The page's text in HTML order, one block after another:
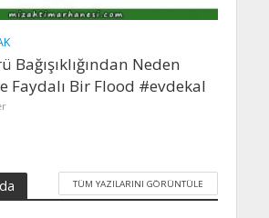
Bağışıklığından Neden
Faydalı Bir Flood #evdekal
TÜM YAZILARINI GÖRÜNTÜLE